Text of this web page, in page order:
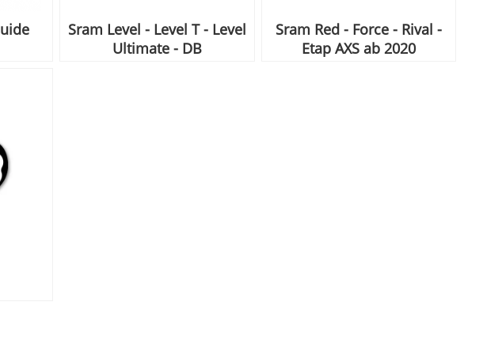
Sram Level - Level T - Level
Ultimate - DB
Sram Red - Force - Rival -
Etap AXS ab 2020